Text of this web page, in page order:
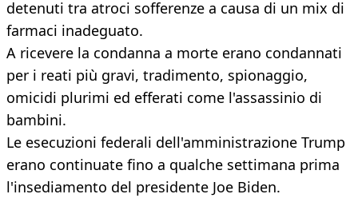
detenuti tra atroci sofferenze a causa di un mix di
farmaci inadeguato.
A ricevere la condanna a morte erano condannati
per i reati più gravi, tradimento, spionaggio,
omicidi plurimi ed efferati come l'assassinio di
bambini.
Le esecuzioni federali dell'amministrazione Trump
erano continuate fino a qualche settimana prima
l'insediamento del presidente Joe Biden.